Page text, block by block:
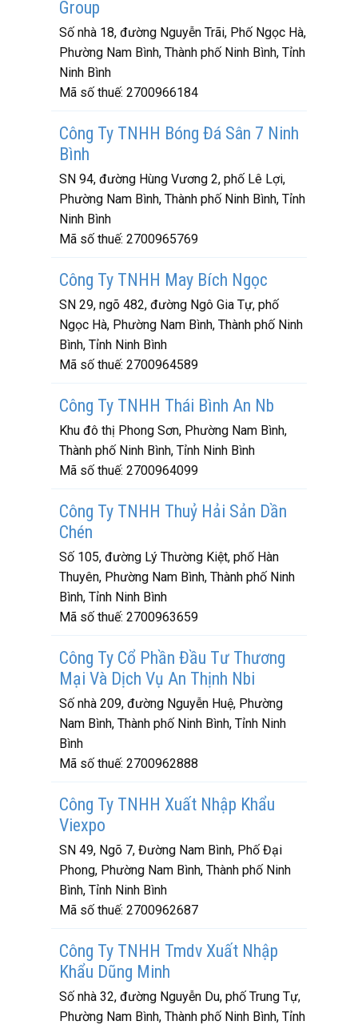
Group
Số nhà 18, đường Nguyễn Trãi, Phố Ngọc Hà,
Phường Nam Bình, Thành phố Ninh Bình, Tỉnh
Ninh Bình
Mã số thuế: 2700966184
Công Ty TNHH Bóng Đá Sân 7 Ninh
Bình
SN 94, đường Hùng Vương 2, phố Lê Lợi,
Phường Nam Bình, Thành phố Ninh Bình, Tỉnh
Ninh Bình
Mã số thuế: 2700965769
Công Ty TNHH May Bích Ngọc
SN 29, ngõ 482, đường Ngô Gia Tự, phố
Ngọc Hà, Phường Nam Bình, Thành phố Ninh
Bình, Tỉnh Ninh Bình
Mã số thuế: 2700964589
Công Ty TNHH Thái Bình An Nb
Khu đô thị Phong Sơn, Phường Nam Bình,
Thành phố Ninh Bình, Tỉnh Ninh Bình
Mã số thuế: 2700964099
Công Ty TNHH Thuỷ Hải Sản Dần
Chén
Số 105, đường Lý Thường Kiệt, phố Hàn
Thuyên, Phường Nam Bình, Thành phố Ninh
Bình, Tỉnh Ninh Bình
Mã số thuế: 2700963659
Công Ty Cổ Phần Đầu Tư Thương
Mại Và Dịch Vụ An Thịnh Nbi
Số nhà 209, đường Nguyễn Huệ, Phường
Nam Bình, Thành phố Ninh Bình, Tỉnh Ninh
Bình
Mã số thuế: 2700962888
Công Ty TNHH Xuất Nhập Khẩu
Viexpo
SN 49, Ngõ 7, Đường Nam Bình, Phố Đại
Phong, Phường Nam Bình, Thành phố Ninh
Bình, Tỉnh Ninh Bình
Mã số thuế: 2700962687
Công Ty TNHH Tmdv Xuất Nhập
Khẩu Dũng Minh
Số nhà 32, đường Nguyễn Du, phố Trung Tự,
Phường Nam Bình, Thành phố Ninh Bình, Tỉnh